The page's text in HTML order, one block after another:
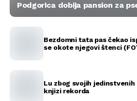
Podgorica dobija pansion za
Bezdomni tata pas čekao
se okote njegovi štenci
Lu zbog svojih jedinstvenih
knjizi rekorda